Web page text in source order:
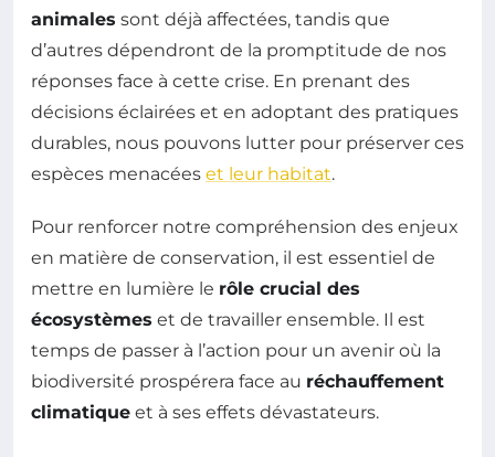
animales sont déjà affectées, tandis que
d’autres dépendront de la promptitude de nos
réponses face à cette crise. En prenant des
décisions éclairées et en adoptant des pratiques
durables, nous pouvons lutter pour préserver ces
espèces menacées et leur habitat.
Pour renforcer notre compréhension des enjeux
en matière de conservation, il est essentiel de
mettre en lumière le rôle crucial des
écosystèmes et de travailler ensemble. Il est
temps de passer à l’action pour un avenir où la
biodiversité prospérera face au réchauffement
climatique et à ses effets dévastateurs.